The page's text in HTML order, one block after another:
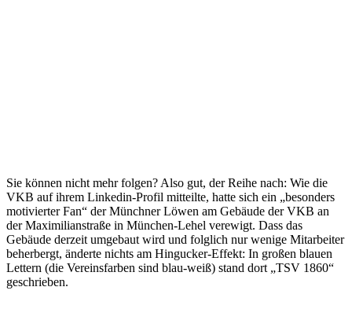
Sie können nicht mehr folgen? Also gut, der Reihe nach: Wie die
VKB auf ihrem Linkedin-Profil mitteilte, hatte sich ein „besonders
motivierter Fan“ der Münchner Löwen am Gebäude der VKB an
der Maximilianstraße in München-Lehel verewigt. Dass das
Gebäude derzeit umgebaut wird und folglich nur wenige Mitarbeiter
beherbergt, änderte nichts am Hingucker-Effekt: In großen blauen
Lettern (die Vereinsfarben sind blau-weiß) stand dort „TSV 1860“
geschrieben.